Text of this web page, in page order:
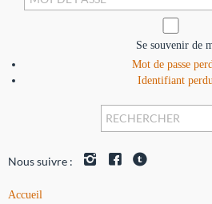
Se souvenir de
Mot de passe
Identifiant
Nous suivre :
Accueil